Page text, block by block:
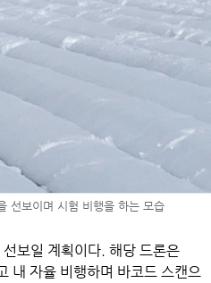
선보이며 시험 비행을 하는 모습
보일 계획이다. 해당 드론은
내 자율 비행하며 바코드 스캔으